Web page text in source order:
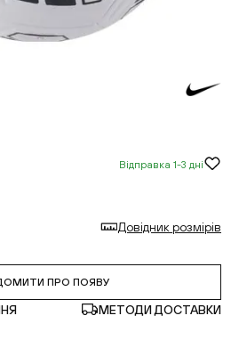
Відправка 1-3 дні
Довідник розмірів
ПРО ПОЯВУ
МЕТОДИ ДОСТАВКИ